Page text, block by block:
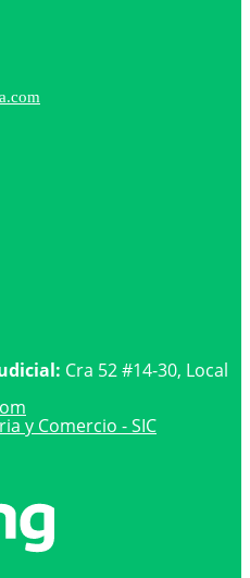
Cra 52 #14-30, Local
y Comercio - SIC